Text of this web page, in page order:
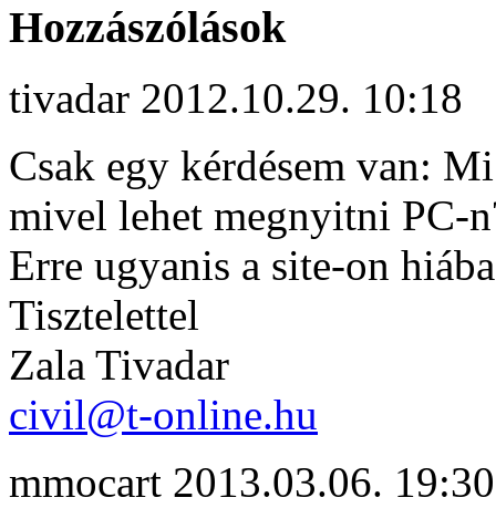
Hozzászólások
tivadar 2012.10.29. 10:18
Csak egy kérdésem van:
mivel lehet megnyitni PC-
Erre ugyanis a site-on
Tisztelettel
Zala Tivadar
civil@t-online.hu
mmocart 2013.03.06. 19:30